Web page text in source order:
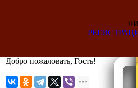
Добро пожаловать, Гость!